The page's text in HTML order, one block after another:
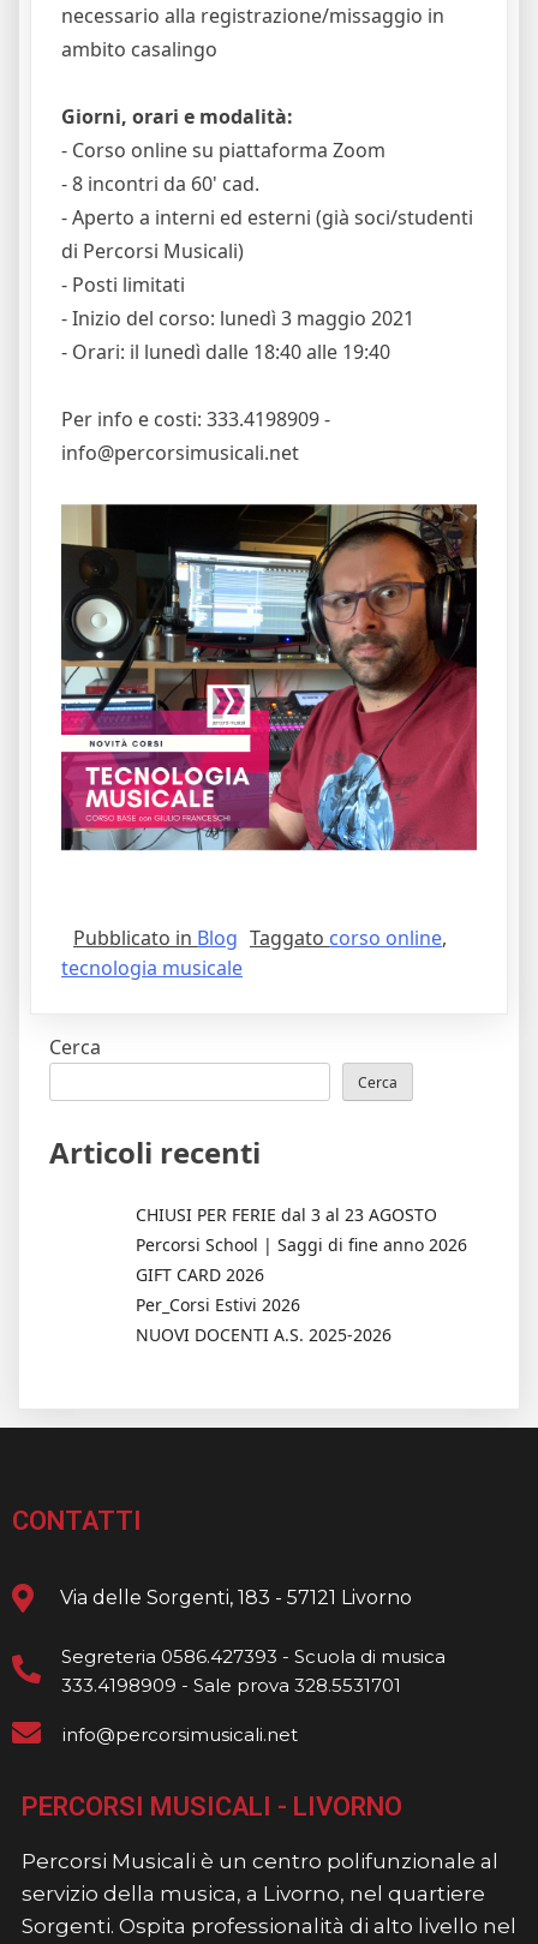
necessario alla registrazione/missaggio in
ambito casalingo
Giorni, orari e modalità:
- Corso online su piattaforma Zoom
- 8 incontri da 60' cad.
- Aperto a interni ed esterni (già soci/studenti
di Percorsi Musicali)
- Posti limitati
- Inizio del corso: lunedì 3 maggio 2021
- Orari: il lunedì dalle 18:40 alle 19:40
Per info e costi: 333.4198909 -
info@percorsimusicali.net
Pubblicato in Blog Taggato corso online,
tecnologia musicale
Cerca
Cerca
Articoli recenti
CHIUSI PER FERIE dal 3 al 23 AGOSTO
Percorsi School | Saggi di fine anno 2026
GIFT CARD 2026
Per_Corsi Estivi 2026
NUOVI DOCENTI A.S. 2025-2026
CONTATTI
Via delle Sorgenti, 183 - 57121 Livorno
Segreteria 0586.427393 - Scuola di musica
333.4198909 - Sale prova 328.5531701
info@percorsimusicali.net
PERCORSI MUSICALI - LIVORNO
Percorsi Musicali è un centro polifunzionale al
servizio della musica, a Livorno, nel quartiere
Sorgenti. Ospita professionalità di alto livello nel